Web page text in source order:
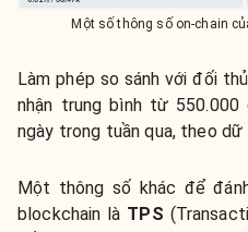
Một số thông số on-chain
Làm phép so sánh với đối
nhận trung bình từ 550.000
ngày trong tuần qua, theo dữ
Một thông số khác để
blockchain là TPS